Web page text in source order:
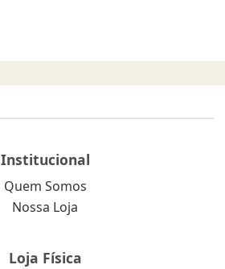
Institucional
Quem Somos
Nossa Loja
Loja Física